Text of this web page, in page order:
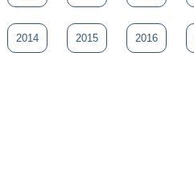
2014 2015 2016